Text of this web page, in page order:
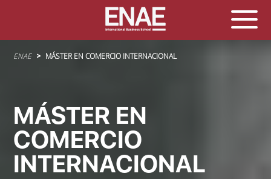
Sobrescribir enlaces de ayuda a la navegación
ENAE MÁSTER EN COMERCIO INTERNACIONAL
MÁSTER EN
COMERCIO
INTERNACIONAL